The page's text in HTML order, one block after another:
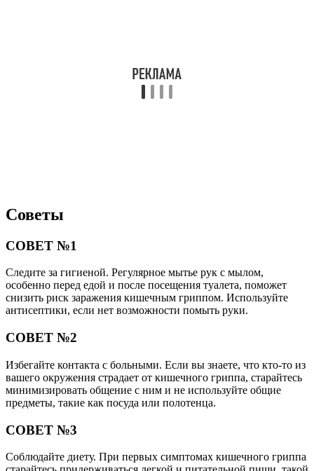
Советы
СОВЕТ №1
Следите за гигиеной. Регулярное мытье рук с мылом,
особенно перед едой и после посещения туалета, поможет
снизить риск заражения кишечным гриппом. Используйте
антисептики, если нет возможности помыть руки.
СОВЕТ №2
Избегайте контакта с больными. Если вы знаете, что кто-то из
вашего окружения страдает от кишечного гриппа, старайтесь
минимизировать общение с ним и не используйте общие
предметы, такие как посуда или полотенца.
СОВЕТ №3
Соблюдайте диету. При первых симптомах кишечного гриппа